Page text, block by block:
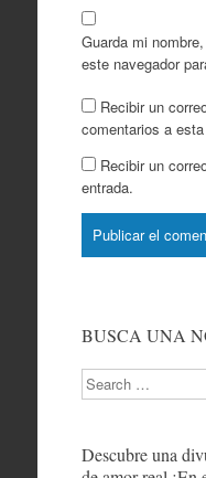
Guarda mi
este navegador
Recibir un
comentarios a
Recibir un
entrada.
BUSCA UNA
Search
Descubre una